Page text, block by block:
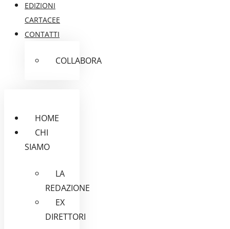
EDIZIONI
CARTACEE
CONTATTI
COLLABORA
HOME
CHI
SIAMO
LA
REDAZIONE
EX
DIRETTORI